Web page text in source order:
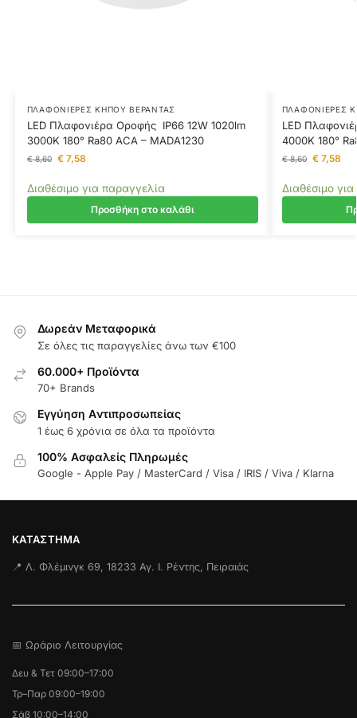
ΠΛΑΦΟΝΙΈΡΕΣ ΚΉΠΟΥ ΒΕΡΆΝΤΑΣ
LED Πλαφονιέρα Οροφής IP66 12W 1020lm
3000K 180° Ra80 ACA – MADA1230
€8,60 €7,58
Διαθέσιμο για παραγγελία
Προσθήκη στο καλάθι
ΠΛΑΦΟΝΙΈΡΕΣ
LED
4000K 180°
€8,60 €7,58
Διαθέσιμο
Δωρεάν Μεταφορικά
Σε όλες τις παραγγελίες άνω των €100
60.000+ Προϊόντα
70+ Brands
Εγγύηση Aντιπροσωπείας
1 έως 6 χρόνια σε όλα τα προϊόντα
100% Ασφαλείς Πληρωμές
Google - Apple Pay / MasterCard / Visa / IRIS / Viva / Klarna
ΚΑΤΆΣΤΗΜΑ
📍 Λ. Φλέμινγκ 69, 18233 Αγ. Ι. Ρέντης, Πειραιάς
📅 Ωράριο Λειτουργίας
Δευ & Τετ 09:00–17:00
Τρ–Παρ 09:00–19:00
Σάβ 10:00–14:00